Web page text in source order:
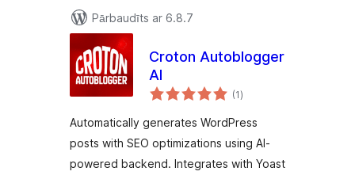
Pārbaudīts ar 6.8.7
Croton Autoblogger
AI
(1vērtējumu
kopsumma
)
Automatically generates WordPress
posts with SEO optimizations using AI-
powered backend. Integrates with Yoast